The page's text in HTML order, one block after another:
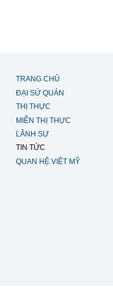
TRANG CHỦ
ĐẠI SỨ QUÁN
THỊ THỰC
MIỄN THỊ THỰC
LÃNH SỰ
TIN TỨC
QUAN HỆ VIỆT MỸ